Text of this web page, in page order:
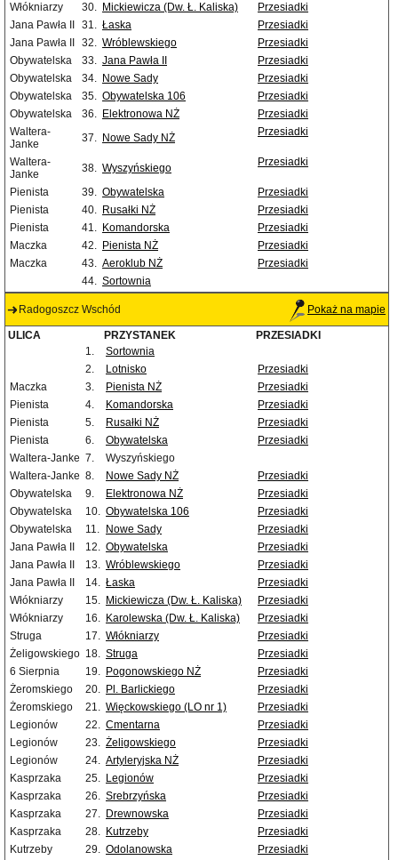
Włókniarzy
30. Mickiewicza (Dw. Ł. Kaliska)
Przesiadki
Jana Pawła II
31. Łaska
Przesiadki
Jana Pawła II
32. Wróblewskiego
Przesiadki
Obywatelska
33. Jana Pawła II
Przesiadki
Obywatelska
34. Nowe Sady
Przesiadki
Obywatelska
35. Obywatelska 106
Przesiadki
Obywatelska
36. Elektronowa NŻ
Przesiadki
Waltera-
Janke
37. Nowe Sady NŻ Przesiadki
Waltera-
Janke
38. Wyszyńskiego Przesiadki
Pienista 39. Obywatelska
Przesiadki
Pienista
40. Rusałki NŻ
Przesiadki
Pienista
41. Komandorska
Przesiadki
Maczka
42. Pienista NŻ
Przesiadki
Maczka
43. Aeroklub NŻ
Przesiadki
44. Sortownia
Radogoszcz Wschód Pokaż na mapie
ULICA PRZYSTANEK
PRZESIADKI
1.
Sortownia
2.
Lotnisko
Przesiadki
Maczka
3. Pienista NŻ
Przesiadki
Pienista
4. Komandorska
Przesiadki
Pienista
5. Rusałki NŻ
Przesiadki
Pienista
6. Obywatelska
Przesiadki
Waltera-Janke 7.
Wyszyńskiego
Waltera-Janke 8. Nowe Sady NŻ
Przesiadki
Obywatelska
9. Elektronowa NŻ
Przesiadki
Obywatelska
10. Obywatelska 106
Przesiadki
Obywatelska
11. Nowe Sady
Przesiadki
Jana Pawła II
12. Obywatelska
Przesiadki
Jana Pawła II
13. Wróblewskiego
Przesiadki
Jana Pawła II
14. Łaska
Przesiadki
Włókniarzy
15. Mickiewicza (Dw. Ł. Kaliska)
Przesiadki
Włókniarzy
16. Karolewska (Dw. Ł. Kaliska)
Przesiadki
Struga
17. Włókniarzy
Przesiadki
Żeligowskiego 18. Struga
Przesiadki
6 Sierpnia
19. Pogonowskiego NŻ
Przesiadki
Żeromskiego
20. Pl. Barlickiego
Przesiadki
Żeromskiego
21. Więckowskiego (LO nr 1)
Przesiadki
Legionów
22. Cmentarna
Przesiadki
Legionów
23. Żeligowskiego
Przesiadki
Legionów
24. Artyleryjska NŻ
Przesiadki
Kasprzaka
25. Legionów
Przesiadki
Kasprzaka
26. Srebrzyńska
Przesiadki
Kasprzaka
27. Drewnowska
Przesiadki
Kasprzaka
28. Kutrzeby
Przesiadki
Kutrzeby
29. Odolanowska Przesiadki